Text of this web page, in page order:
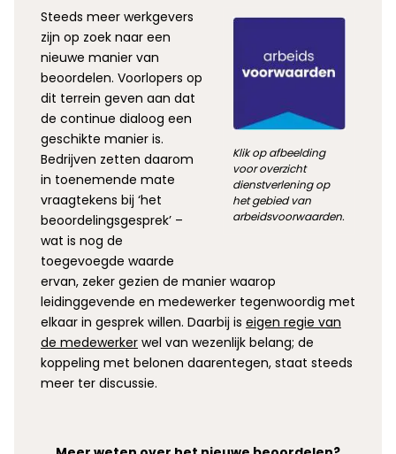
Klik op afbeelding
voor overzicht
dienstverlening op
het gebied van
arbeidsvoorwaarden.
Steeds meer werkgevers
zijn op zoek naar een
nieuwe manier van
beoordelen. Voorlopers op
dit terrein geven aan dat
de continue dialoog een
geschikte manier is.
Bedrijven zetten daarom
in toenemende mate
vraagtekens bij ‘het
beoordelingsgesprek’ –
wat is nog de
toegevoegde waarde
ervan, zeker gezien de manier waarop
leidinggevende en medewerker tegenwoordig met
elkaar in gesprek willen. Daarbij is eigen regie van
de medewerker wel van wezenlijk belang; de
koppeling met belonen daarentegen, staat steeds
meer ter discussie.